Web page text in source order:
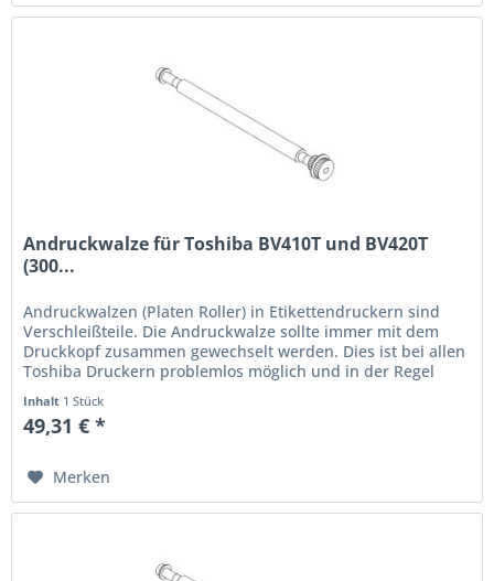
Andruckwalze für Toshiba BV410T und BV420T
(300...
Andruckwalzen (Platen Roller) in Etikettendruckern sind
Verschleißteile. Die Andruckwalze sollte immer mit dem
Druckkopf zusammen gewechselt werden. Dies ist bei allen
Toshiba Druckern problemlos möglich und in der Regel
Inhalt 1 Stück
49,31 € *
Merken